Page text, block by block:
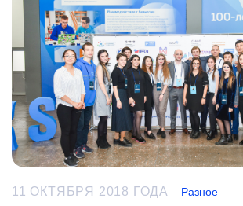
11 ОКТЯБРЯ 2018 ГОДА Разное